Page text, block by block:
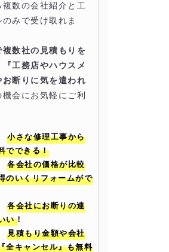
数の会社紹介と工
みで受け取れま
複数社の見積もりを
工務店やハウスメ
断りに気を遣われ
会にお気軽にご利
小さな修理工事から
でできる！
各会社の価格が比較
のいくリフォームがで
各会社にお断りの連
い！
見積もり金額や会社
全キャンセル』も無料